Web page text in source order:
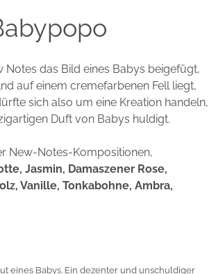
Notes das Bild eines Babys beigefügt,
auf einem cremefarbenen Fell liegt,
sich also um eine Kreation handeln,
Duft von Babys huldigt.
New-Notes-Kompositionen,
Jasmin, Damaszener Rose,
Vanille, Tonkabohne, Ambra,
eines Babys. Ein dezenter und unschuldiger